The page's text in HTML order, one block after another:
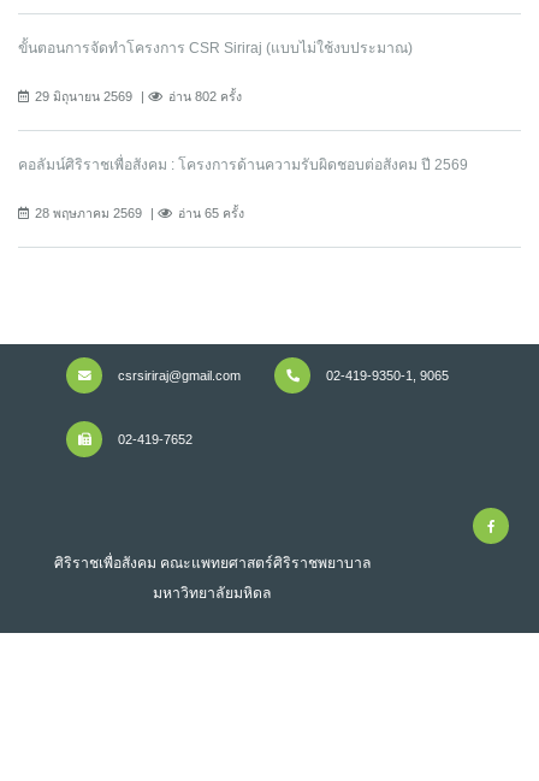
ขั้นตอนการจัดทำโครงการ CSR Siriraj (แบบไม่ใช้งบประมาณ)
29 มิถุนายน 2569 อ่าน 802 ครั้ง
คอลัมน์ศิริราชเพื่อสังคม : โครงการด้านความรับผิดชอบต่อสังคม ปี 2569
28 พฤษภาคม 2569 อ่าน 65 ครั้ง
csrsiriraj@gmail.com 02-419-9350-1, 9065
02-419-7652
ศิริราชเพื่อสังคม คณะแพทยศาสตร์ศิริราชพยาบาล
มหาวิทยาลัยมหิดล